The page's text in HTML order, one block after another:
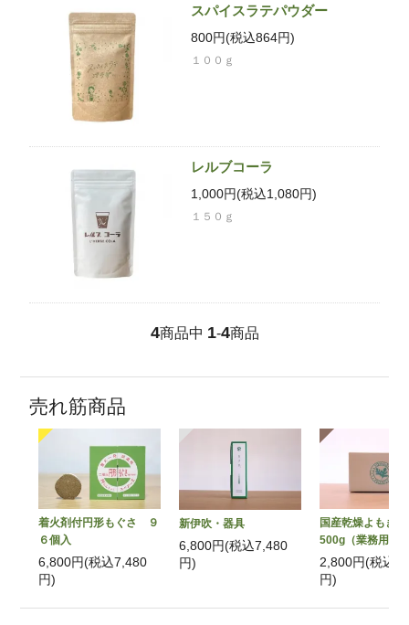
スパイスラテパウダー
800円(税込864円)
１００ｇ
レルブコーラ
1,000円(税込1,080円)
１５０ｇ
4商品中 1-4商品
売れ筋商品
着火剤付円形もぐさ ９
６個入
6,800円(税込7,480
円)
新伊吹・器具
6,800円(税込7,480
円)
国産乾燥よもぎ
500g（業務用）
2,800円(税込
円)